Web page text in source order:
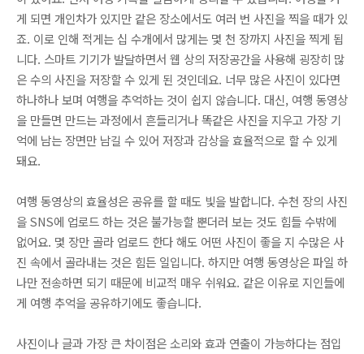
게 되면 개인차가 있지만 같은 장소에서도 여러 번 사진을 찍을 때가 있
죠. 이로 인해 적게는 십 수개에서 많게는 몇 천 장까지 사진을 찍게 됩
니다. 스마트 기기가 발달하면서 웹 상의 저장공간을 사용해 굉장히 많
은 수의 사진을 저장할 수 있게 된 것인데요. 너무 많은 사진이 있다면
하나하나 보며 여행을 추억하는 것이 쉽지 않습니다. 대신, 여행 동영상
을 만들면 만드는 과정에서 흔들리거나 똑같은 사진을 지우고 가장 기
억에 남는 장면만 남길 수 있어 저장과 감상을 효율적으로 할 수 있게
돼요.
여행 동영상의 효율성은 공유를 할 때도 빛을 발합니다. 수천 장의 사진
을 SNS에 업로드 하는 것은 불가능할 뿐더러 보는 것도 힘들 수밖에
없어요. 몇 장만 골라 업로드 한다 해도 어떤 사진이 좋을 지 수많은 사
진 속에서 골라내는 것은 힘든 일입니다. 하지만 여행 동영상은 파일 하
나만 전송하면 되기 때문에 비교적 매우 쉬워요. 같은 이유로 지인들에
게 여행 추억을 공유하기에도 좋습니다.
사진이나 글과 가장 큰 차이점은 소리와 효과 연출이 가능하다는 점입